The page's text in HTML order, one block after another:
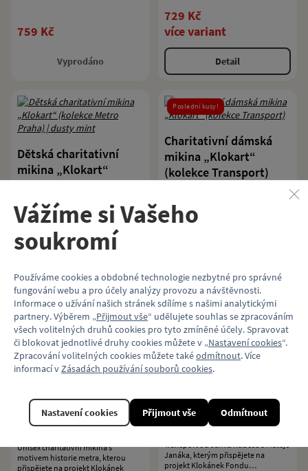
759 Kč
Vyprodáno
729 Kč
více variant
Detail
Dětská charitativní
mikina „Klokart“
(kolekce Metro Praha) |
dusty mint
Dětská charitativní mikina s
motivem pražského metra, kterým
přispějete na projekt Klokánek
Fondu ohrožených dětí.
více variant
Detail
Poslední kusy!
Charitativní dámská
mikina „Klokart“
(kolekce Transport)
Transport od Janka Rubeše a Matěje
Janáka, kterým přispějete na
projekt Klokánek Fondu
více variant
Detail
Unisex charitativní
mikina Klokart (kolekce
Historie metra)
Unisex charitativní mikina s
motivem historie metra, kterou
přispějete na projekt Klokánek
mikina „Klokart“
(kolekce Transport)
Transport od Janka Rubeše a Matěje
Janáka, kterým přispějete na
projekt Klokánek Fondu
Vážíme si Vašeho
soukromí
Používáme cookies a obdobné technologie nezbytné pro správné
fungování webu a pro účely analýzy provozu a návštěvnosti.
Informace o užívání našich stránek sdílíme s našimi analytickými
partnery. Výběrem „Přijmout vše“ udělujete souhlas se zpracováním
všech volitelných druhů cookies pro tyto zmíněné účely. Spravovat
či blokovat jednotlivé druhy cookies můžete v „Nastavení cookies“.
Zpracování volitelných cookies můžete takéodmítnout. Více
informací vZásadách používání souborů cookies.
Odmítnout
Nastavení cookies Přijmout vše